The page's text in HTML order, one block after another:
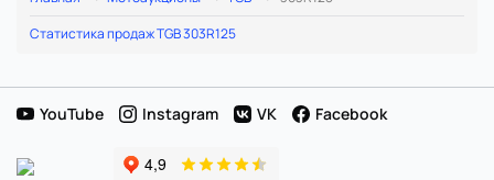
303R125:
лоты
в
Статистика продаж TGB 303R125
YouTube Instagram VK Facebook